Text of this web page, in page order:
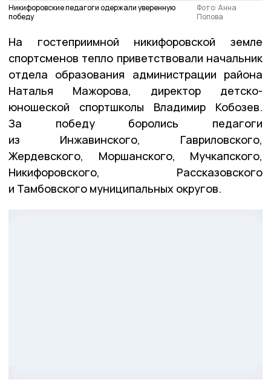
Никифоровские педагоги одержали уверенную
победу
Фото: Анна
Попова
На гостеприимной никифоровской земле
спортсменов тепло приветствовали начальник
отдела образования администрации района
Наталья Мажорова, директор детско-
юношеской спортшколы Владимир Кобозев.
За победу боролись педагоги
из Инжавинского, Гавриловского,
Жердевского, Моршанского, Мучкапского,
Никифоровского, Рассказовского
и Тамбовского муниципальных округов.